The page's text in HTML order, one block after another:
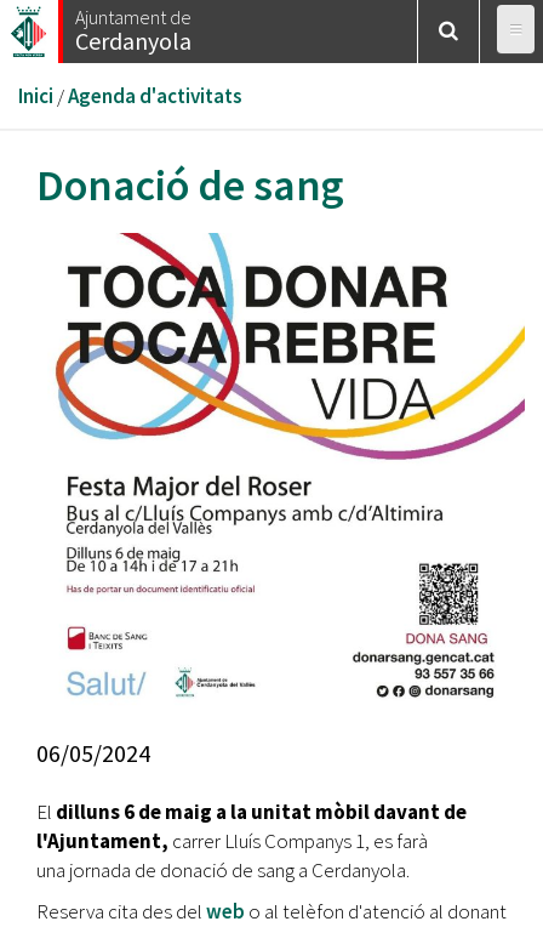
Vés
al
Ajuntament de
Cerdanyola
Esteu
aquí
Inici /Agenda d'activitats
Donació de sang
06/05/2024
El dilluns 6 de maig a la unitat mòbil davant de
l'Ajuntament, carrer Lluís Companys 1, es farà
una jornada de donació de sang a Cerdanyola.
Reserva cita des delweb o al telèfon d'atenció al donant